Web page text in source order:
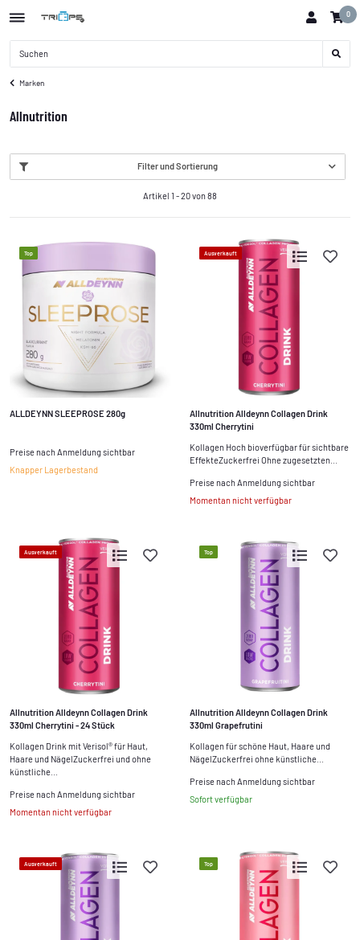
0
Marken
Allnutrition
Filter und Sortierung
Artikel 1 - 20 von 88
Top
ALLDEYNN SLEEPROSE 280g
Preise nach Anmeldung sichtbar
Knapper Lagerbestand
Ausverkauft
Allnutrition Alldeynn Collagen Drink
330ml Cherrytini
Kollagen Hoch bioverfügbar für sichtbare
EffekteZuckerfrei Ohne zugesetzten...
Preise nach Anmeldung sichtbar
Momentan nicht verfügbar
Ausverkauft
Allnutrition Alldeynn Collagen Drink
330ml Cherrytini - 24 Stück
Kollagen Drink mit Verisol® für Haut,
Haare und NägelZuckerfrei und ohne
künstliche...
Preise nach Anmeldung sichtbar
Momentan nicht verfügbar
Top
Allnutrition Alldeynn Collagen Drink
330ml Grapefrutini
Kollagen für schöne Haut, Haare und
NägelZuckerfrei ohne künstliche...
Preise nach Anmeldung sichtbar
Sofort verfügbar
Ausverkauft Top